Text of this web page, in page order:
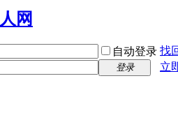
自动登录 找
登录
立